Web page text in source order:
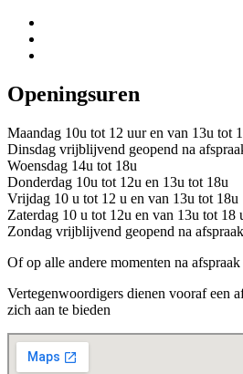
Openingsuren
Maandag 10u tot 12 uur en van 13u tot
Dinsdag vrijblijvend geopend na
Woensdag 14u tot 18u
Donderdag 10u tot 12u en 13u tot 18u
Vrijdag 10 u tot 12 u en van 13u tot 18u
Zaterdag 10 u tot 12u en van 13u tot 18
Zondag vrijblijvend geopend na afspraak
Of op alle andere momenten na afspraak
Vertegenwoordigers dienen vooraf een
zich aan te bieden